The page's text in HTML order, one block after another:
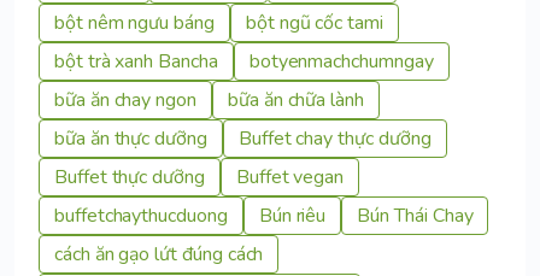
bột nêm ngưu báng
bột ngũ cốc tami
bột trà xanh Bancha
botyenmachchumngay
bữa ăn chay ngon
bữa ăn chữa lành
bữa ăn thực dưỡng
Buffet chay thực dưỡng
Buffet thực dưỡng
Buffet vegan
buffetchaythucduong
Bún riêu
Bún Thái Chay
cách ăn gạo lứt đúng cách